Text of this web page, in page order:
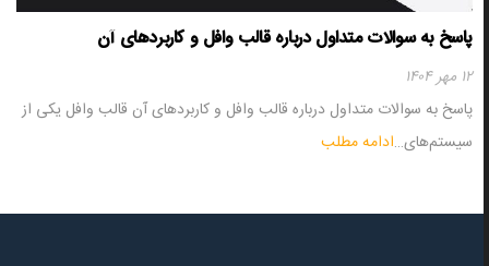
پاسخ به سوالات متداول درباره قالب وافل و کاربردهای آن
۱۲ مهر ۱۴۰۴
پاسخ به سوالات متداول درباره قالب وافل و کاربردهای آن قالب وافل یکی از
سیستم‌های…ادامه مطلب